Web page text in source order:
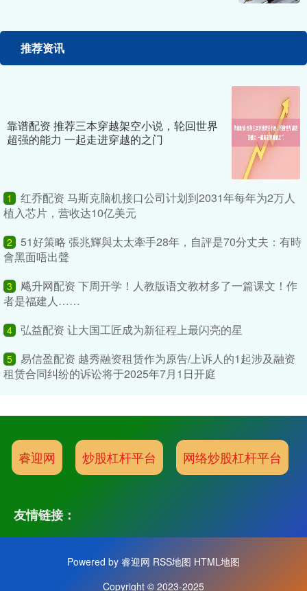
推荐资讯
靠谱配资 推荐三本穿越架空小说，轮回世界
超强的能力 一起走进穿越的之门
1
红乔配资 马斯克脑机接口公司计划到2031年每年为2万人
植入芯片，营收达10亿美元
2
51好策略 張兆輝與太太牽手28年，自評是70分丈夫：有時
會黑面唔出聲
3
飚升网配资 下周开学！人教版语文教材多了一篇课文！作
者是福建人……
4 弘益配资 让大国工匠成为新征程上最闪亮的星
5 易信盈配资 越秀融资租赁作为原告/上诉人的1起涉及融资
租赁合同纠纷的诉讼将于2025年7月1日开庭
睿迎网 炒股杠杆平台 网络炒股杠杆平台
友情链接：
Powered by 睿迎网 RSS地图 HTML地图
Copyright © 2023-2025